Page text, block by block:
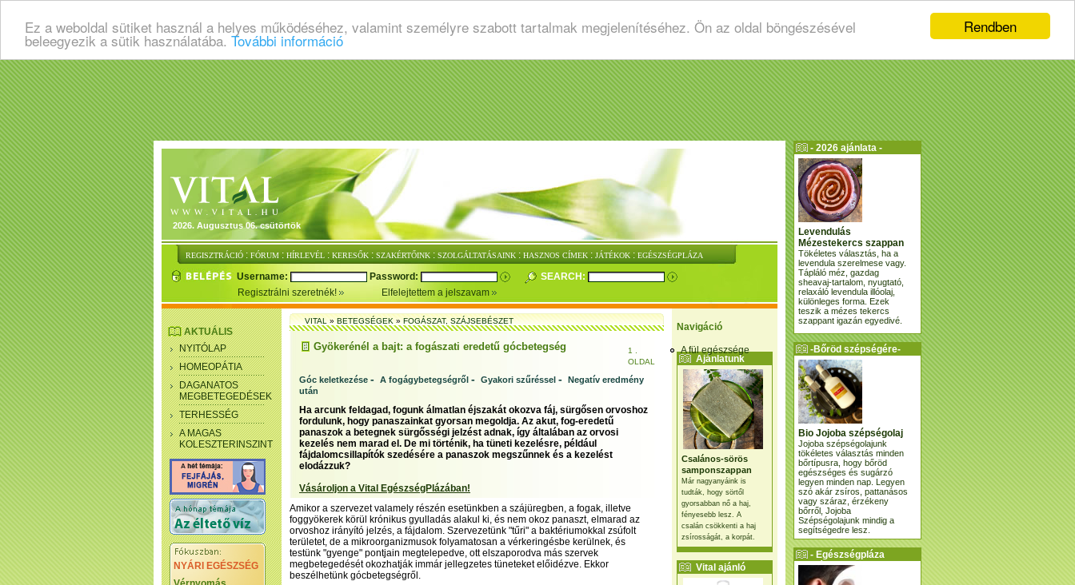
Rendben
Ez a weboldal sütiket használ a helyes működéséhez, valamint személyre szabott tartalmak megjelenítéséhez. Ön az oldal böngészésével
beleegyezik a sütik használatába. További információ
2026. Augusztus 06. csütörtök
REGISZTRÁCIÓ : FÓRUM : HÍRLEVÉL : KERESŐK : SZAKÉRTŐINK : SZOLGÁLTATÁSAINK : HASZNOS CÍMEK : JÁTÉKOK : EGÉSZSÉGPLÁZA
Username: Password:
SEARCH:
Regisztrálni szeretnék!
Elfelejtettem a jelszavam
Navigáció
A fül egészsége
Ajánlatunk
Csalános-sörös
samponszappan
Már nagyanyáink is
tudták, hogy sörtől
gyorsabban nő a haj,
fényesebb lesz. A
csalán csökkenti a haj
zsírosságát, a korpát.
Vital ajánló
AKTUÁLIS
NYITÓLAP
HOMEOPÁTIA
DAGANATOS
MEGBETEGEDÉSEK
TERHESSÉG
A MAGAS
KOLESZTERINSZINT
NYÁRI EGÉSZSÉG
VITAL»BETEGSÉGEK»FOGÁSZAT, SZÁJSEBÉSZET
Gyökerénél a bajt: a fogászati eredetű gócbetegség
1 .
OLDAL
Góc keletkezése - A fogágybetegségről - Gyakori szűréssel - Negatív eredmény
után
Ha arcunk feldagad, fogunk álmatlan éjszakát okozva fáj, sürgősen orvoshoz
fordulunk, hogy panaszainkat gyorsan megoldja. Az akut, fog-eredetű
panaszok a betegnek sürgősségi jelzést adnak, így általában az orvosi
kezelés nem marad el. De mi történik, ha tüneti kezelésre, például
fájdalomcsillapítók szedésére a panaszok megszűnnek és a kezelést
elodázzuk?
Vásároljon a Vital EgészségPlázában!
Amikor a szervezet valamely részén esetünkben a szájüregben, a fogak, illetve
foggyökerek körül krónikus gyulladás alakul ki, és nem okoz panaszt, elmarad az
orvoshoz irányító jelzés, a fájdalom. Szervezetünk "tűri" a baktériumokkal zsúfolt
területet, de a mikroorganizmusok folyamatosan a vérkeringésbe kerülnek, és
testünk "gyenge" pontjain megtelepedve, ott elszaporodva más szervek
megbetegedését okozhatják immár jellegzetes tüneteket előidézve. Ekkor
beszélhetünk gócbetegségről.
- 2026 ajánlata -
Levendulás
Mézestekercs szappan
Tökéletes választás, ha a
levendula szerelmese vagy.
Tápláló méz, gazdag
sheavaj-tartalom, nyugtató,
relaxáló levendula illóolaj,
különleges forma. Ezek
teszik a mézes tekercs
szappant igazán egyedivé.
-Bőröd szépségére-
Bio Jojoba szépségolaj
Jojoba szépségolajunk
tökéletes választás minden
bőrtípusra, hogy bőröd
egészséges és sugárzó
legyen minden nap. Legyen
szó akár zsíros, pattanásos
vagy száraz, érzékeny
bőrről, Jojoba
Szépségolajunk mindig a
segítségedre lesz.
- Egészségpláza
ajánlatunk -